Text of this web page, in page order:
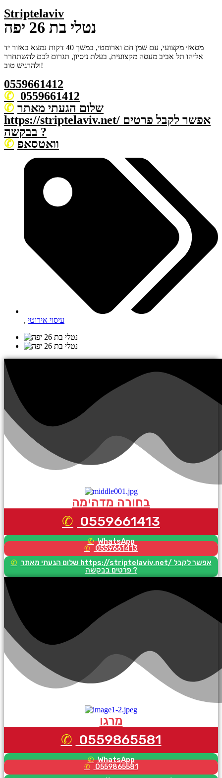
Striptelaviv
נטלי בת 26 יפה
מסאז׳ מקצועי, עם שמן חם וארומטי, במשך 40 דקות נמצא באזור יד
אליהו תל אביב מעסה מקצועית, בעלת ניסיון, תגרום לכם להשתחרר
ולהרגיש טוב!
0559661412
0559661412
שלום הגעתי מאתר
https://striptelaviv.net/ אפשר לקבל פרטים
בבקשה ?
וואטסאפ
, עיסוי אירוטי
בחורה מדהימה
0559661413
WhatsApp
0559661413
שלום הגעתי מאתר https://striptelaviv.net/ אפשר לקבל
פרטים בבקשה ?
מרגו
0559865581
WhatsApp
0559865581